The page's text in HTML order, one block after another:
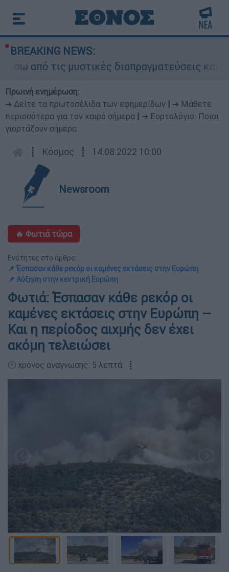
BREAKING NEWS:
τις μυστικές διαπραγματεύσεις και γιατί
Πρωινή ενημέρωση:
➔ Δείτε τα πρωτοσέλιδα των εφημερίδων
➔ Μάθετε
περισσότερα για τον καιρό σήμερα
➔ Εορτολόγιο: Ποιοι
γιορτάζουν σήμερα
┋ Κόσμος ┋ 14.08.2022 10:00
Newsroom
🔥 Φωτιά τώρα
Ενότητες στο άρθρο:
📌 Έσπασαν κάθε ρεκόρ οι καμένες εκτάσεις στην Ευρώπη
📌 Αύξηση στην κεντρική Ευρώπη
Φωτιά: Έσπασαν κάθε ρεκόρ οι
καμένες εκτάσεις στην Ευρώπη –
Και η περίοδος αιχμής δεν έχει
ακόμη τελειώσει
🕛 χρόνος ανάγνωσης: 5 λεπτά ┋